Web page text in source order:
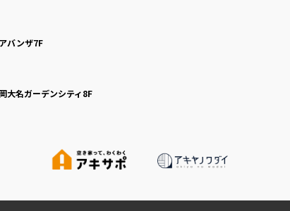
バンザ7F
大名ガーデンシティ8F